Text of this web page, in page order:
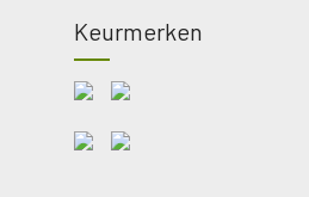
Keurmerken